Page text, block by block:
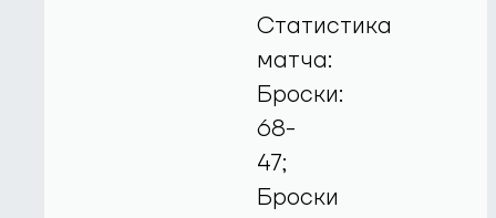
Статистика
матча:
Броски:
68-
47;
Броски